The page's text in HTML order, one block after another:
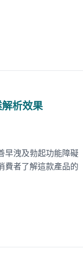
析效果
早洩及勃起功能障礙
費者了解這款產品的